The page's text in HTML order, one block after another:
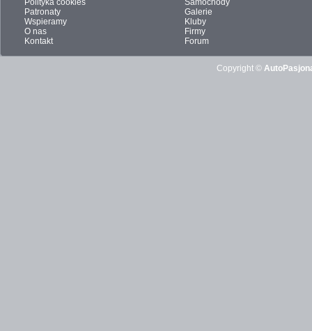
Polityka cookies
Patronaty
Wspieramy
O nas
Kontakt
Samochody
Galerie
Kluby
Firmy
Forum
Copyright ©